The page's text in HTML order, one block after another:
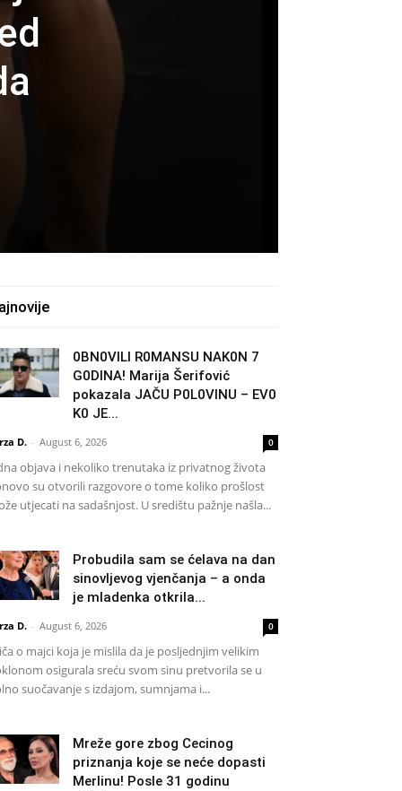
0BN0VlLl R0MANSU NAK0N 7
G0DlNA! Marija Šerifović
pokazala JAČU P0L0VINU – EV0
K0 JE...
D. - August 6, 2026 0
objava i nekoliko trenutaka iz privatnog života
su otvorili razgovore o tome koliko prošlost
utjecati na sadašnjost. U središtu pažnje našla...
Probudila sam se ćelava na dan
sinovljevog vjenčanja – a onda
je mladenka otkrila...
D. - August 6, 2026 0
o majci koja je mislila da je posljednjim velikim
osigurala sreću svom sinu pretvorila se u
suočavanje s izdajom, sumnjama i...
Mreže gore zbog Cecinog
priznanja koje se neće dopasti
Merlinu! Posle 31 godinu